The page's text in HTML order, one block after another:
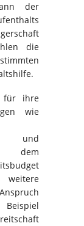
der
die
für ihre
wie
und
dem
weitere